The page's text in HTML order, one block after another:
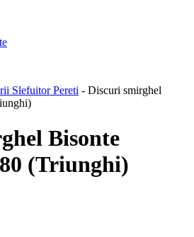
Slefuitor Pereti - Discuri smirghel
Bisonte
(Triunghi)